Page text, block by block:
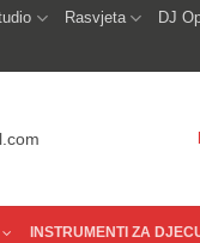
Rasvjeta DJ
INSTRUMENTI ZA